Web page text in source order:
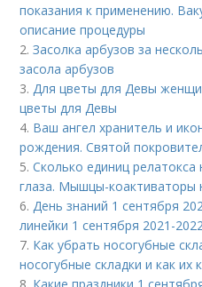
показания к применению.
описание процедуры
2.Засолка арбузов за
засола арбузов
3.Для цветы для Девы
цветы для Девы
4. Ваш ангел хранитель и
рождения. Святой
5.Сколько единиц
глаза. Мышцы-коактиваторы
6.День знаний 1 сентября
линейки 1 сентября 2021-
7. Как убрать носогубные
носогубные складки и как их